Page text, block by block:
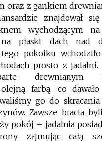
oraz z gankiem
znajdował
wychodzącym na
na płaski dach nad
pokoiku
prosto z jadalni.
drewnianym
farbą, co
go do
Zawsze bracia
pokój – jadalnia
zajmując całą